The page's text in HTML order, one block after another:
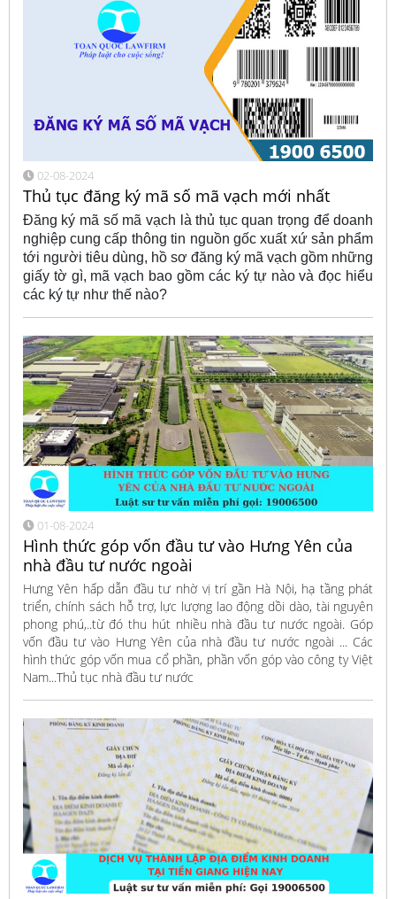
02-08-2024
Thủ tục đăng ký mã số mã vạch mới nhất
Đăng ký mã số mã vạch là thủ tục quan trọng để doanh
nghiệp cung cấp thông tin nguồn gốc xuất xứ sản phẩm
tới người tiêu dùng, hồ sơ đăng ký mã vạch gồm những
giấy tờ gì, mã vạch bao gồm các ký tự nào và đọc hiểu
các ký tự như thế nào?
01-08-2024
Hình thức góp vốn đầu tư vào Hưng Yên của
nhà đầu tư nước ngoài
Hưng Yên hấp dẫn đầu tư nhờ vị trí gần Hà Nội, hạ tầng phát
triển, chính sách hỗ trợ, lực lượng lao động dồi dào, tài nguyên
phong phú,..từ đó thu hút nhiều nhà đầu tư nước ngoài. Góp
vốn đầu tư vào Hưng Yên của nhà đầu tư nước ngoài ... Các
hình thức góp vốn mua cổ phần, phần vốn góp vào công ty Việt
Nam...Thủ tục nhà đầu tư nước